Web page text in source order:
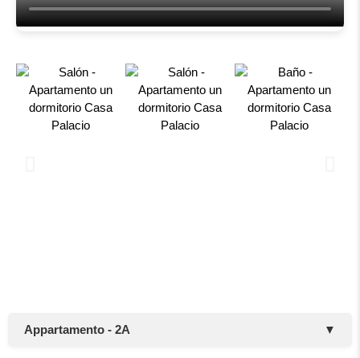
Appartamento - 2A ▼